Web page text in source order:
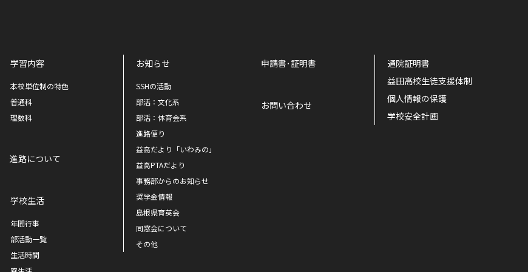
学習内容
本校単位制の特色
普通科
理数科
進路について
学校生活
年間行事
部活動一覧
生活時間
お知らせ
SSHの活動
部活：文化系
部活：体育会系
進路便り
益高だより「いわみの」
益高PTAだより
事務部からのお知らせ
奨学金情報
島根県育英会
同窓会について
その他
申請書･証明書
お問い合わせ
通院証明書
益田高校生徒支援体制
個人情報の保護
学校安全計画